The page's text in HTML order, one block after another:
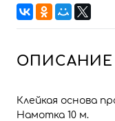
ОПИСАНИЕ
Клейкая основа
Намотка 10 м.